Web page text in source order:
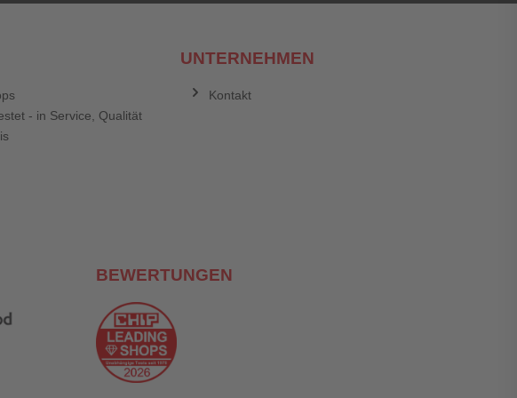
- in Service, Qualität
UNTERNEHMEN
Kontakt
BEWERTUNGEN